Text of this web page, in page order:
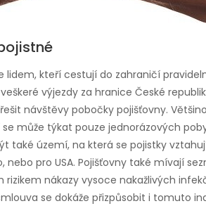
lidem, kteří cestují do zahraničí
výjezdy za hranice České
návštěvy pobočky pojišťovny.
může týkat pouze jednorázových
také území, na která se pojistky
nebo pro USA. Pojišťovny také mívají
rizikem nákazy vysoce nakažlivých
se dokáže přizpůsobit i tomuto